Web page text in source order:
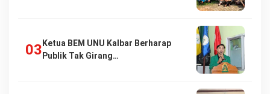
Ketua BEM UNU Kalbar Berharap
Publik Tak Girang…